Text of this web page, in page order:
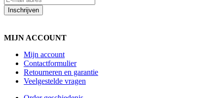
Inschrijven
MIJN ACCOUNT
Mijn account
Contactformulier
Retourneren en garantie
Veelgestelde vragen